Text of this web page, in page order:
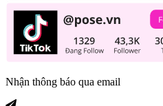
Nhận thông báo qua email